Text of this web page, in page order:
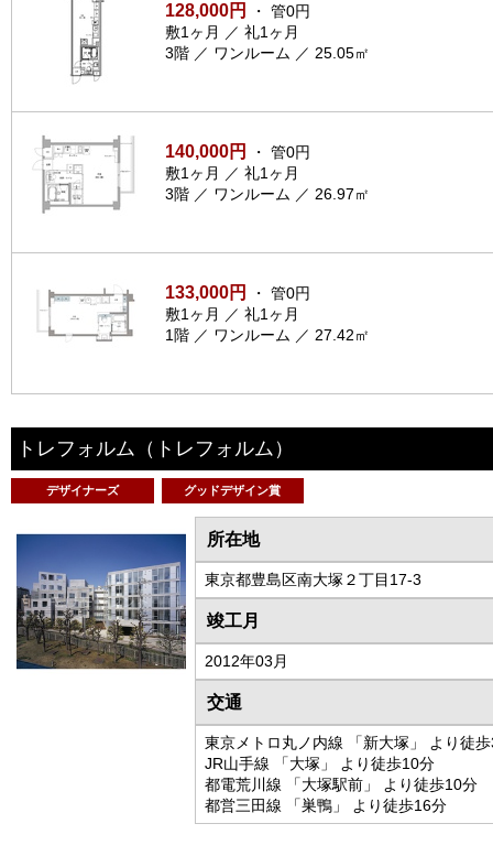
128,000円
・ 管0円
敷1ヶ月 ／ 礼1ヶ月
3階 ／ ワンルーム ／ 25.05㎡
140,000円
・ 管0円
敷1ヶ月 ／ 礼1ヶ月
3階 ／ ワンルーム ／ 26.97㎡
133,000円
・ 管0円
敷1ヶ月 ／ 礼1ヶ月
1階 ／ ワンルーム ／ 27.42㎡
トレフォルム （トレフォルム）
デザイナーズ グッドデザイン賞
所在地
東京都豊島区南大塚２丁目17-3
竣工月
2012年03月
交通
東京メトロ丸ノ内線 「新大塚」 より徒
JR山手線 「大塚」 より徒歩10分
都電荒川線 「大塚駅前」 より徒歩10分
都営三田線 「巣鴨」 より徒歩16分